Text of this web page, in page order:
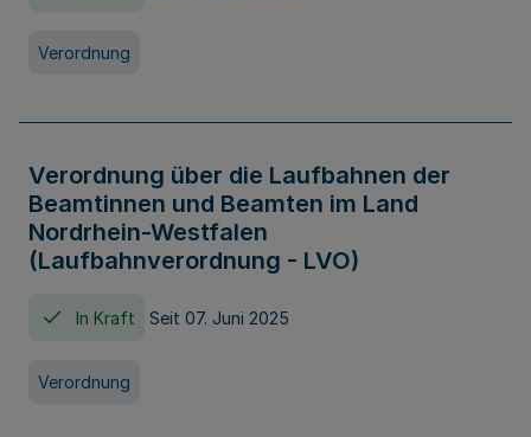
Verordnung
Verordnung über die Laufbahnen der
Beamtinnen und Beamten im Land
Nordrhein-Westfalen
(Laufbahnverordnung - LVO)
In Kraft Seit 07. Juni 2025
Verordnung